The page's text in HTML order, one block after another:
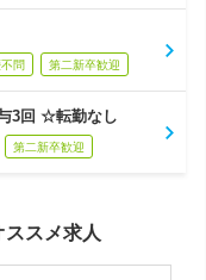
問 第二新卒歓迎
3回 ☆転勤なし
第二新卒歓迎
スメ求人